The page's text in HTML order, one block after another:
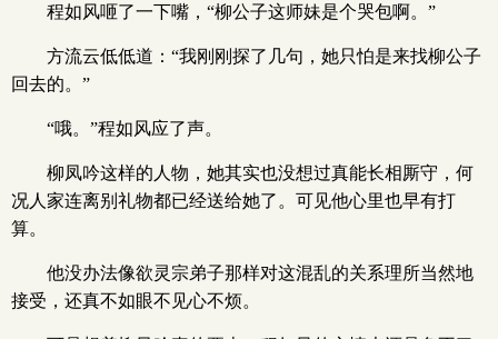
程如风咂了一下嘴，“柳公子这师妹是个哭包啊。”
方流云低低道：“我刚刚探了几句，她只怕是来找柳公子
回去的。”
“哦。”程如风应了声。
柳凤吟这样的人物，她其实也没想过真能长相厮守，何
况人家连离别礼物都已经送给她了。可见他心里也早有打
算。
他没办法像欲灵宗弟子那样对这混乱的关系理所当然地
接受，还真不如眼不见心不烦。